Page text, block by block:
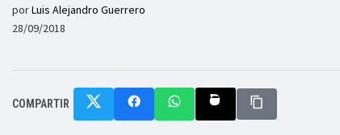
porLuis Alejandro Guerrero
28/09/2018
COMPARTIR